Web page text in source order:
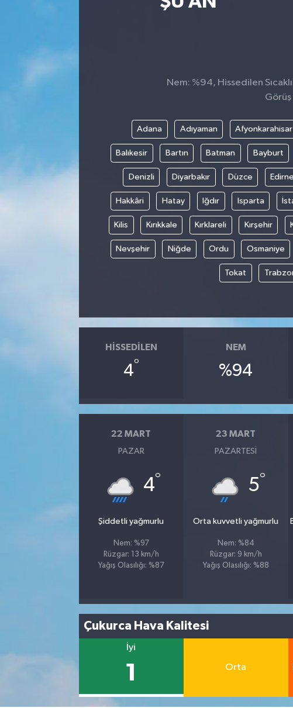
Nem: %94, Hissedilen
Görüş
Adana Adıyaman Afyonkarahisar
Balıkesir Bartın Batman Bayburt
Denizli Diyarbakır Düzce Edirne
Hakkâri Hatay Iğdır Isparta
Kilis Kırıkkale Kırklareli Kırşehir
Nevşehir Niğde Ordu Osmaniye
Tokat
HISSEDILEN
4°
NEM
%94
22 MART
PAZAR
4°
Şiddetli yağmurlu
Nem: %97
Rüzgar: 13 km/h
Yağış Olasılığı: %87
23 MART
PAZARTESI
5°
Orta kuvvetli yağmurlu
Nem: %84
Rüzgar: 9 km/h
Yağış Olasılığı: %88
Çukurca Hava Kalitesi
İyi
1 Orta